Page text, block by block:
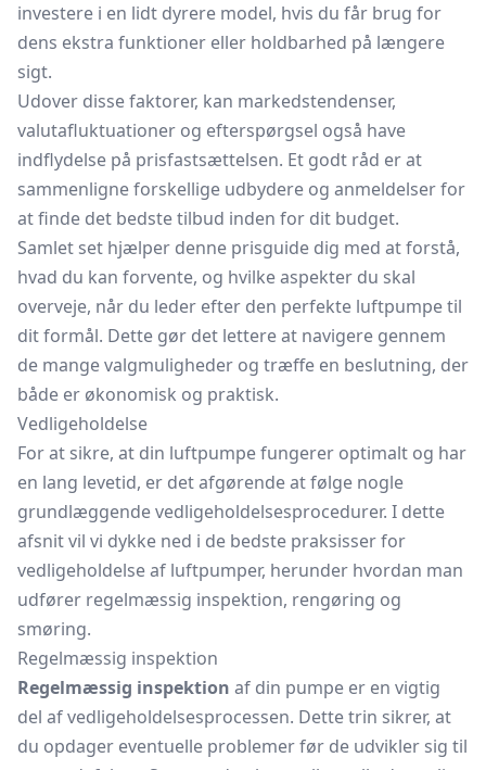
investere i en lidt dyrere model, hvis du får brug for
dens ekstra funktioner eller holdbarhed på længere
sigt.
Udover disse faktorer, kan markedstendenser,
valutafluktuationer og efterspørgsel også have
indflydelse på prisfastsættelsen. Et godt råd er at
sammenligne forskellige udbydere og anmeldelser for
at finde det bedste tilbud inden for dit budget.
Samlet set hjælper denne prisguide dig med at forstå,
hvad du kan forvente, og hvilke aspekter du skal
overveje, når du leder efter den perfekte luftpumpe til
dit formål. Dette gør det lettere at navigere gennem
de mange valgmuligheder og træffe en beslutning, der
både er økonomisk og praktisk.
Vedligeholdelse
For at sikre, at din luftpumpe fungerer optimalt og har
en lang levetid, er det afgørende at følge nogle
grundlæggende vedligeholdelsesprocedurer. I dette
afsnit vil vi dykke ned i de bedste praksisser for
vedligeholdelse af luftpumper, herunder hvordan man
udfører regelmæssig inspektion, rengøring og
smøring.
Regelmæssig inspektion
Regelmæssig inspektion af din pumpe er en vigtig
del af vedligeholdelsesprocessen. Dette trin sikrer, at
du opdager eventuelle problemer før de udvikler sig til